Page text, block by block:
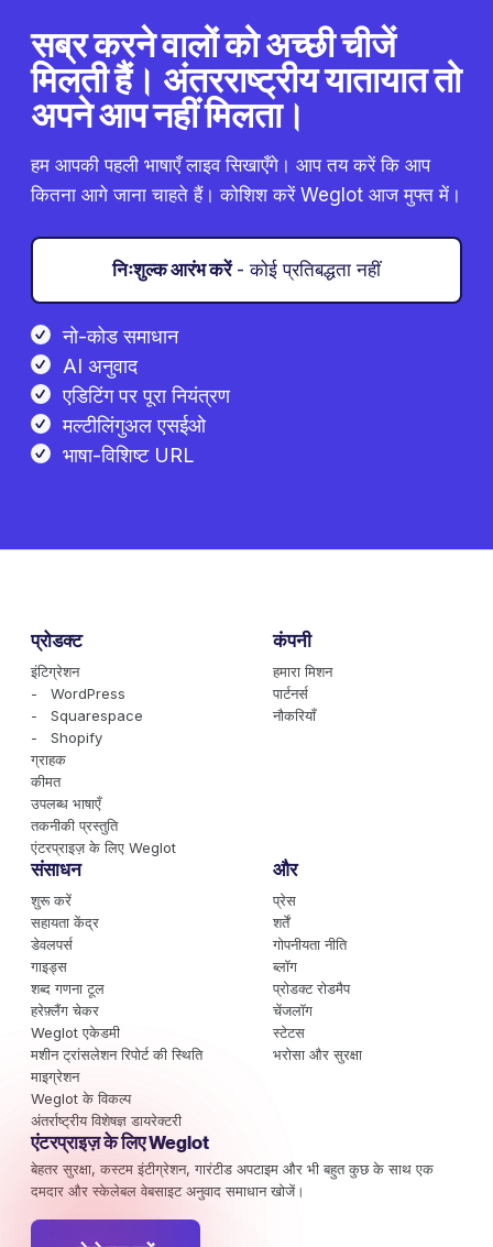
सब्र करने वालों को अच्छी चीजें
मिलती हैं। अंतरराष्ट्रीय यातायात तो
अपने आप नहीं मिलता।
हम आपकी पहली भाषाएँ लाइव सिखाएँगे। आप तय करें कि आप
कितना आगे जाना चाहते हैं। कोशिश करें Weglot आज मुफ्त में।
निःशुल्क आरंभ करें- कोई प्रतिबद्धता नहीं
नो-कोड समाधान
AI अनुवाद
एडिटिंग पर पूरा नियंत्रण
मल्टीलिंगुअल एसईओ
भाषा-विशिष्ट URL
प्रोडक्ट
इंटिग्रेशन
- WordPress
- Squarespace
- Shopify
ग्राहक
कीमत
उपलब्ध भाषाएँ
तकनीकी प्रस्तुति
एंटरप्राइज़ के लिए Weglot
कंपनी
हमारा मिशन
पार्टनर्स
नौकरियाँ
संसाधन
शुरू करें
सहायता केंद्र
डेवलपर्स
गाइड्स
शब्द गणना टूल
हरेफ़्लैंग चेकर
Weglot एकेडमी
मशीन ट्रांसलेशन रिपोर्ट की स्थिति
माइग्रेशन
Weglot के विकल्प
अंतर्राष्ट्रीय विशेषज्ञ डायरेक्टरी
और
प्रेस
शर्तें
गोपनीयता नीति
ब्लॉग
प्रोडक्ट रोडमैप
चेंजलॉग
स्टेटस
भरोसा और सुरक्षा
एंटरप्राइज़ के लिए Weglot
बेहतर सुरक्षा, कस्टम इंटीग्रेशन, गारंटीड अपटाइम और भी बहुत कुछ के साथ एक
दमदार और स्केलेबल वेबसाइट अनुवाद समाधान खोजें।